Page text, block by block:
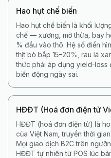
Hao hụt chế biến
Hao hụt chế biến là khối
chế — xương, mỡ thừa, bay
% đầu vào thô. Hệ số điển
thịt bò bắp 15–20%, rau lá
thức phải áp dụng yield-loss
biến động ngày sai.
HĐĐT (Hoá đơn điện tử
HĐĐT (hoá đơn điện tử) là
của Việt Nam, truyền thời
Mọi giao dịch B2C trên
HĐĐT tự nhiên từ POS lúc